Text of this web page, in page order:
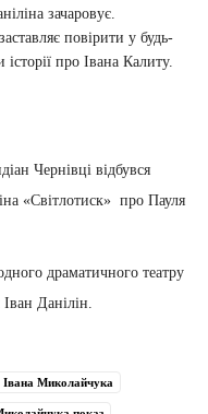
зачаровує.
повірити у будь-
про Івана Калиту.
Чернівці відбувся
«Світлотиск» про Пауля
драматичного театру
Данілін.
Івана Миколайчука